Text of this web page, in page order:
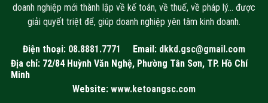
doanh nghiệp mới thành lập về kế toán, về thuế, về pháp lý… được
giải quyết triệt để, giúp doanh nghiệp yên tâm kinh doanh.
Điện thoại: 08.8881.7771 Email: dkkd.gsc@gmail.com
Địa chỉ: 72/84 Huỳnh Văn Nghệ, Phường Tân Sơn, TP. Hồ Chí
Minh
Website: www.ketoangsc.com